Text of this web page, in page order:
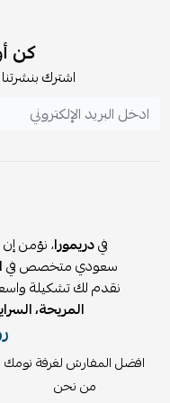
قماش ناعم عالي
حشوة صيفية خفيفة 350 GSM (بديل الحرير)
طباعة رقمية دقيقة وثابتة
الحشوة: ميكروفيبر
🎯 لماذا تختار
كل احتياجاتك في
أوفر من شراء كل
خصم إضافي 15%
ضمان 5 سنوات على السرير
كن
اشترك
فيدريمورا، نؤمن
سعودي متخصص في
نقدم لك تشكيلة
المريحة،
افضل المفارش لغرفة نومك
من نحن